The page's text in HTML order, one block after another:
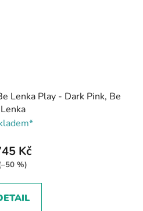
Lenka Play - Dark Pink, Be
Lenka
Kč
%)